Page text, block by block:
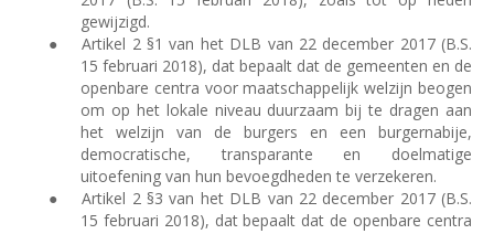
gewijzigd.
●
Artikel 2 §1 van het DLB van 22 december 2017 (B.S.
15 februari 2018), dat bepaalt dat de gemeenten en de
openbare centra voor maatschappelijk welzijn beogen
om op het lokale niveau duurzaam bij te dragen aan
het welzijn van de burgers en een burgernabije,
democratische, transparante en doelmatige
uitoefening van hun bevoegdheden te verzekeren.
●
Artikel 2 §3 van het DLB van 22 december 2017 (B.S.
15 februari 2018), dat bepaalt dat de openbare centra